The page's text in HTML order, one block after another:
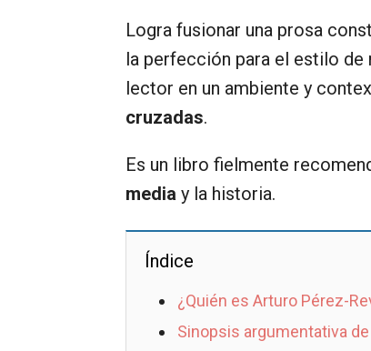
Logra fusionar una prosa
la perfección para el estilo
lector en un ambiente y
cruzadas.
Es un libro fielmente
media y la historia.
Índice
¿Quién es Arturo Pérez-
Sinopsis argumentativa de